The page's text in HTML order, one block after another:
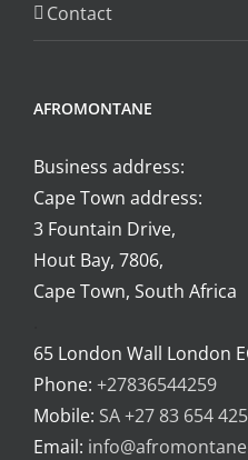
Contact
AFROMONTANE
Business address:
Cape Town address:
3 Fountain Drive,
Hout Bay, 7806,
Cape Town, South Africa
65 London Wall London
Phone: +27836544259
Mobile: SA +27 83 654
Email: